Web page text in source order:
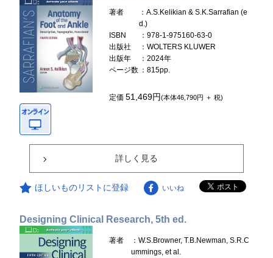
著者
：A.S.Kelikian & S.K.Sarrafian (e
d.)
ISBN
：978-1-975160-63-0
出版社
：WOLTERS KLUWER
出版年
：2024年
ページ数 ：815pp.
定価51,469円(本体46,790円 ＋ 税)
詳しく見る
ほしいものリストに登録 いいね
Designing Clinical Research, 5th ed.
著者
：W.S.Browner, T.B.Newman, S.R.C
ummings, et al.